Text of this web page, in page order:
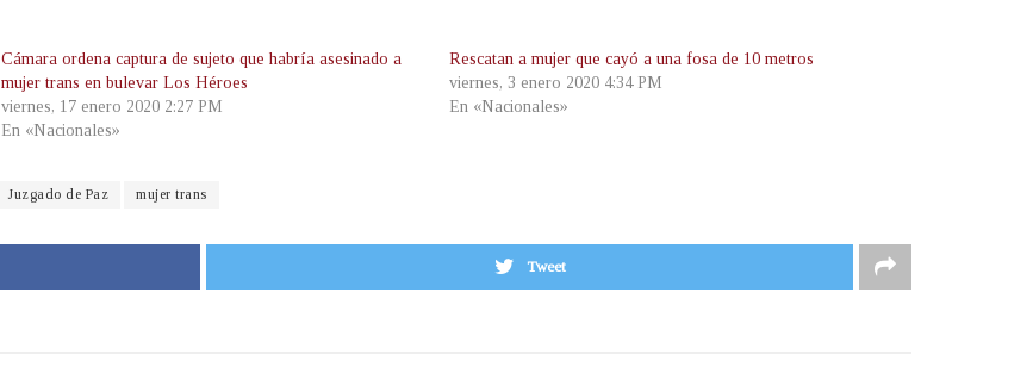
Cámara ordena captura de sujeto que habría asesinado a
mujer trans en bulevar Los Héroes
viernes, 17 enero 2020 2:27 PM
En «Nacionales»
Rescatan a mujer que cayó a una fosa de 10 metros
viernes, 3 enero 2020 4:34 PM
En «Nacionales»
Juzgado de Paz mujer trans
Tweet